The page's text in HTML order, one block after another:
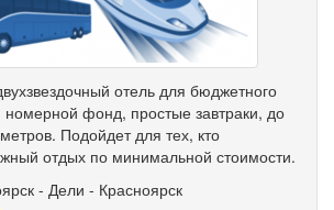
отель для бюджетного
фонд, простые завтраки, до
Подойдет для тех, кто
отдых по минимальной стоимости.
- Дели - Красноярск